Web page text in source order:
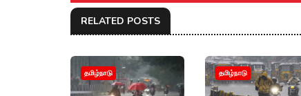
RELATED POSTS
தமிழ்நாடு தமிழ்நாடு